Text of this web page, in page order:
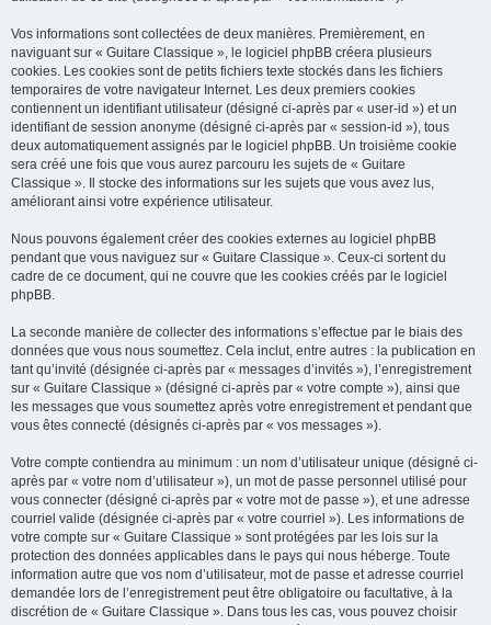
Vos informations sont collectées de deux manières. Premièrement, en
naviguant sur « Guitare Classique », le logiciel phpBB créera plusieurs
cookies. Les cookies sont de petits fichiers texte stockés dans les fichiers
temporaires de votre navigateur Internet. Les deux premiers cookies
contiennent un identifiant utilisateur (désigné ci-après par « user-id ») et un
identifiant de session anonyme (désigné ci-après par « session-id »), tous
deux automatiquement assignés par le logiciel phpBB. Un troisième cookie
sera créé une fois que vous aurez parcouru les sujets de « Guitare
Classique ». Il stocke des informations sur les sujets que vous avez lus,
améliorant ainsi votre expérience utilisateur.
Nous pouvons également créer des cookies externes au logiciel phpBB
pendant que vous naviguez sur « Guitare Classique ». Ceux-ci sortent du
cadre de ce document, qui ne couvre que les cookies créés par le logiciel
phpBB.
La seconde manière de collecter des informations s’effectue par le biais des
données que vous nous soumettez. Cela inclut, entre autres : la publication en
tant qu’invité (désignée ci-après par « messages d’invités »), l’enregistrement
sur « Guitare Classique » (désigné ci-après par « votre compte »), ainsi que
les messages que vous soumettez après votre enregistrement et pendant que
vous êtes connecté (désignés ci-après par « vos messages »).
Votre compte contiendra au minimum : un nom d’utilisateur unique (désigné ci-
après par « votre nom d’utilisateur »), un mot de passe personnel utilisé pour
vous connecter (désigné ci-après par « votre mot de passe »), et une adresse
courriel valide (désignée ci-après par « votre courriel »). Les informations de
votre compte sur « Guitare Classique » sont protégées par les lois sur la
protection des données applicables dans le pays qui nous héberge. Toute
information autre que vos nom d’utilisateur, mot de passe et adresse courriel
demandée lors de l’enregistrement peut être obligatoire ou facultative, à la
discrétion de « Guitare Classique ». Dans tous les cas, vous pouvez choisir